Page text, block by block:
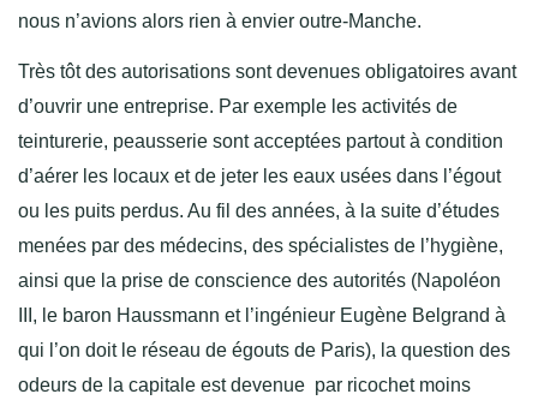
nous n’avions alors rien à envier outre-Manche.
Très tôt des autorisations sont devenues obligatoires avant
d’ouvrir une entreprise. Par exemple les activités de
teinturerie, peausserie sont acceptées partout à condition
d’aérer les locaux et de jeter les eaux usées dans l’égout
ou les puits perdus. Au fil des années, à la suite d’études
menées par des médecins, des spécialistes de l’hygiène,
ainsi que la prise de conscience des autorités (Napoléon
III, le baron Haussmann et l’ingénieur Eugène Belgrand à
qui l’on doit le réseau de égouts de Paris), la question des
odeurs de la capitale est devenue par ricochet moins